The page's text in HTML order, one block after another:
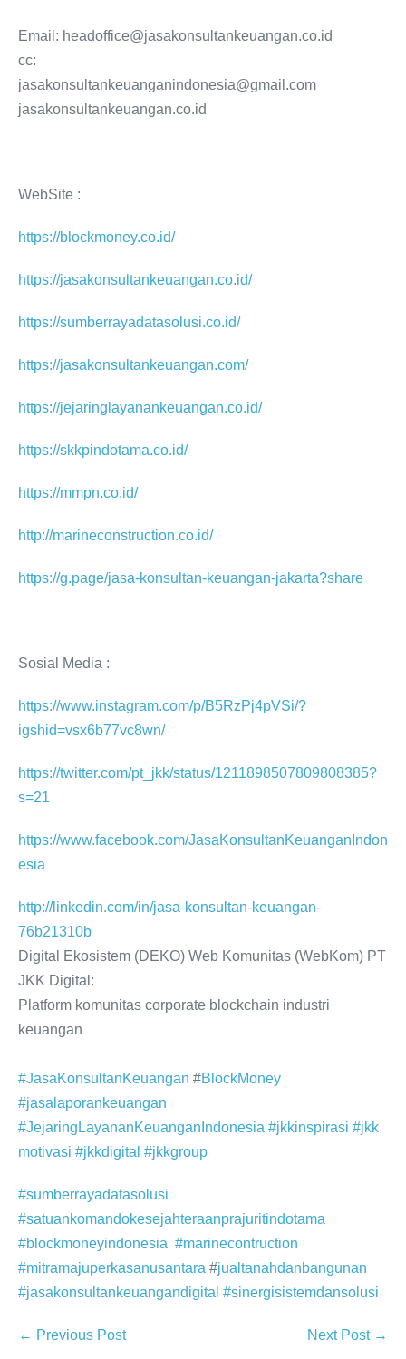
Email: headoffice@jasakonsultankeuangan.co.id
cc:
jasakonsultankeuanganindonesia@gmail.com
jasakonsultankeuangan.co.id
WebSite :
https://blockmoney.co.id/
https://jasakonsultankeuangan.co.id/
https://sumberrayadatasolusi.co.id/
https://jasakonsultankeuangan.com/
https://jejaringlayanankeuangan.co.id/
https://skkpindotama.co.id/
https://mmpn.co.id/
http://marineconstruction.co.id/
https://g.page/jasa-konsultan-keuangan-jakarta?share
Sosial Media :
https://www.instagram.com/p/B5RzPj4pVSi/?
igshid=vsx6b77vc8wn/
https://twitter.com/pt_jkk/status/1211898507809808385?
s=21
https://www.facebook.com/JasaKonsultanKeuanganIndon
esia
http://linkedin.com/in/jasa-konsultan-keuangan-
76b21310b
Digital Ekosistem (DEKO) Web Komunitas (WebKom) PT
JKK Digital:
Platform komunitas corporate blockchain industri
keuangan
#JasaKonsultanKeuangan #BlockMoney
#jasalaporankeuangan
#JejaringLayananKeuanganIndonesia #jkkinspirasi #jkk
motivasi #jkkdigital #jkkgroup
#sumberrayadatasolusi
#satuankomandokesejahteraanprajuritindotama
#blockmoneyindonesia #marinecontruction
#mitramajuperkasanusantara #jualtanahdanbangunan
#jasakonsultankeuangandigital #sinergisistemdansolusi
← Previous Post Next Post →